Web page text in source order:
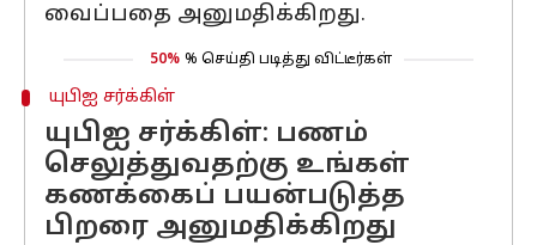
வைப்பதை அனுமதிக்கிறது.
50% % செய்தி படித்து விட்டீர்கள்
யுபிஐ சர்க்கிள்
யுபிஐ சர்க்கிள்: பணம்
செலுத்துவதற்கு உங்கள்
கணக்கைப் பயன்படுத்த
பிறரை அனுமதிக்கிறது